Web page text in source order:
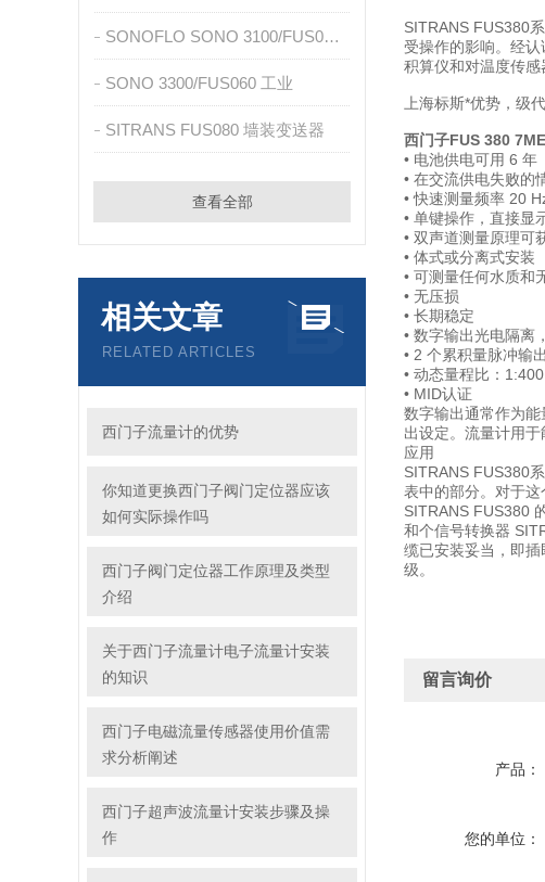
SONOFLO SONO 3100/FUS060 工业
SONO 3300/FUS060 工业
SITRANS FUS080 墙装变送器
查看全部
相关文章
RELATED ARTICLES
西门子流量计的优势
你知道更换西门子阀门定位器应该
如何实际操作吗
西门子阀门定位器工作原理及类型
介绍
关于西门子流量计电子流量计安装
的知识
西门子电磁流量传感器使用价值需
求分析阐述
西门子超声波流量计安装步骤及操
作
SITRANS FUS380系
受操作的影响。经
积算仪和对温度传
上海标斯*优势，级
西门子FUS 380
• 电池供电可用 6 年
• 在交流供电失败的
• 快速测量频率 20
• 单键操作，直接显
• 双声道测量原理可
• 体式或分离式安装
• 可测量任何水质和
• 无压损
• 长期稳定
• 数字输出光电隔离
• 2 个累积量脉冲输出
• 动态量程比：1:400
• MID认证
数字输出通常作为
出设定。流量计用
应用
SITRANS FUS380系
表中的部分。对于这
SITRANS FUS380
和个信号转换器
缆已安装妥当，即
级。
留言询价
产品：
您的单位：